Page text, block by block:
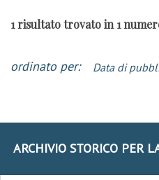
1 risultato trovato in 1
ordinato per: Data di
ARCHIVIO STORICO PER